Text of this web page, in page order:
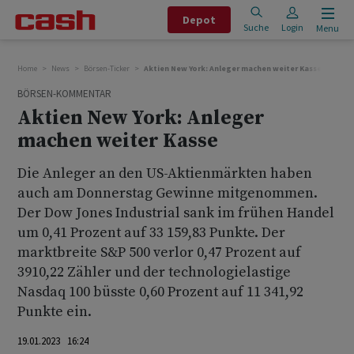
Depot
Suche Login Menu
Home News Börsen-Ticker Aktien New York: Anleger machen weiter Kasse
BÖRSEN-KOMMENTAR
Aktien New York: Anleger
machen weiter Kasse
Die Anleger an den US-Aktienmärkten haben
auch am Donnerstag Gewinne mitgenommen.
Der Dow Jones Industrial sank im frühen Handel
um 0,41 Prozent auf 33 159,83 Punkte. Der
marktbreite S&P 500 verlor 0,47 Prozent auf
3910,22 Zähler und der technologielastige
Nasdaq 100 büsste 0,60 Prozent auf 11 341,92
Punkte ein.
19.01.2023 16:24